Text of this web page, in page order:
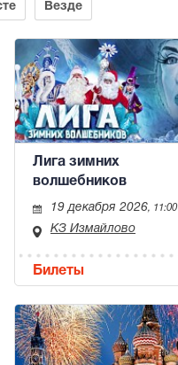
Везде
Лига зимних
волшебников
19 декабря 2026, 11:00
КЗ Измайлово
Билеты